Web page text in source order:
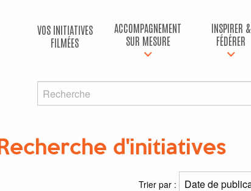
VOS INITIATIVES
FILMÉES
ACCOMPAGNEMENT
SUR MESURE
INSPIRER &
FÉDÉRER
Recherche d'initiatives
Trier par :